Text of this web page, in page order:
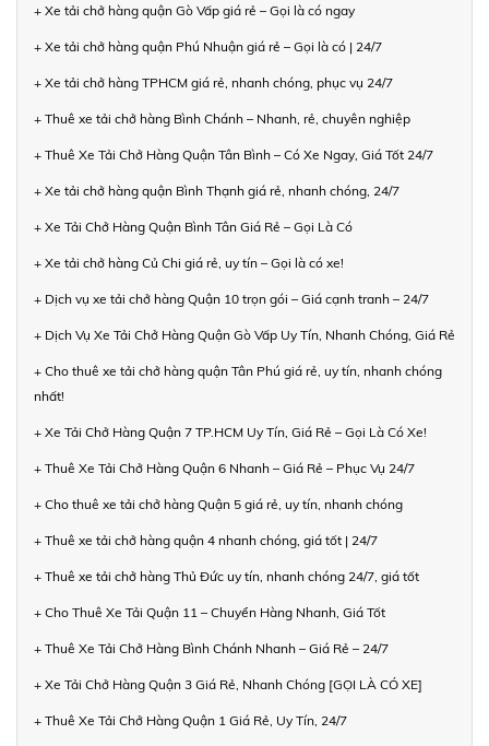
+ Xe tải chở hàng quận Gò Vấp giá rẻ – Gọi là có ngay
+ Xe tải chở hàng quận Phú Nhuận giá rẻ – Gọi là có | 24/7
+ Xe tải chở hàng TPHCM giá rẻ, nhanh chóng, phục vụ 24/7
+ Thuê xe tải chở hàng Bình Chánh – Nhanh, rẻ, chuyên nghiệp
+ Thuê Xe Tải Chở Hàng Quận Tân Bình – Có Xe Ngay, Giá Tốt 24/7
+ Xe tải chở hàng quận Bình Thạnh giá rẻ, nhanh chóng, 24/7
+ Xe Tải Chở Hàng Quận Bình Tân Giá Rẻ – Gọi Là Có
+ Xe tải chở hàng Củ Chi giá rẻ, uy tín – Gọi là có xe!
+ Dịch vụ xe tải chở hàng Quận 10 trọn gói – Giá cạnh tranh – 24/7
+ Dịch Vụ Xe Tải Chở Hàng Quận Gò Vấp Uy Tín, Nhanh Chóng, Giá Rẻ
+ Cho thuê xe tải chở hàng quận Tân Phú giá rẻ, uy tín, nhanh chóng
nhất!
+ Xe Tải Chở Hàng Quận 7 TP.HCM Uy Tín, Giá Rẻ – Gọi Là Có Xe!
+ Thuê Xe Tải Chở Hàng Quận 6 Nhanh – Giá Rẻ – Phục Vụ 24/7
+ Cho thuê xe tải chở hàng Quận 5 giá rẻ, uy tín, nhanh chóng
+ Thuê xe tải chở hàng quận 4 nhanh chóng, giá tốt | 24/7
+ Thuê xe tải chở hàng Thủ Đức uy tín, nhanh chóng 24/7, giá tốt
+ Cho Thuê Xe Tải Quận 11 – Chuyển Hàng Nhanh, Giá Tốt
+ Thuê Xe Tải Chở Hàng Bình Chánh Nhanh – Giá Rẻ – 24/7
+ Xe Tải Chở Hàng Quận 3 Giá Rẻ, Nhanh Chóng [GỌI LÀ CÓ XE]
+ Thuê Xe Tải Chở Hàng Quận 1 Giá Rẻ, Uy Tín, 24/7